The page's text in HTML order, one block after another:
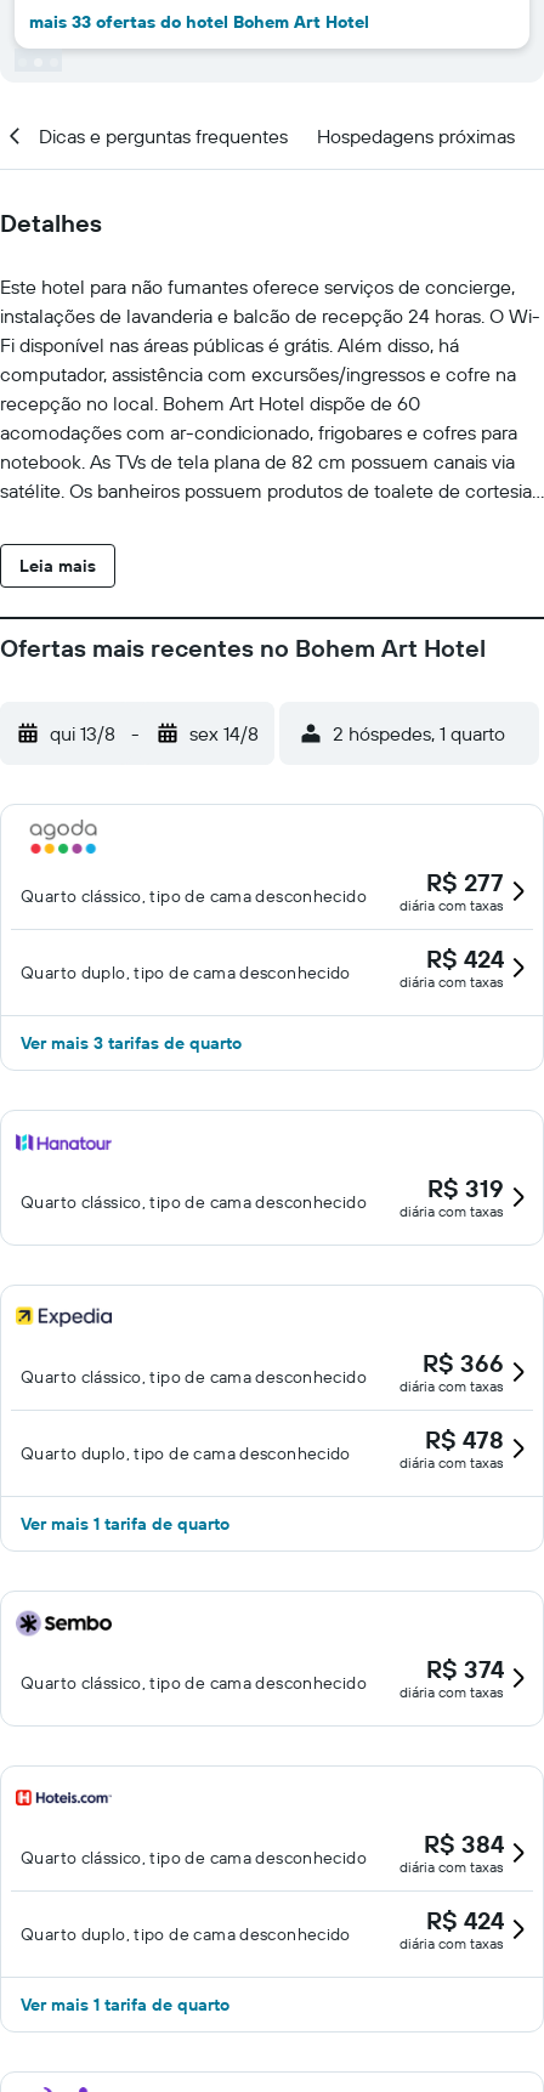
mais 33 ofertas do hotel Bohem Art Hotel
Dicas e perguntas frequentes Hospedagens próximas
Detalhes
Este hotel para não fumantes oferece serviços de concierge,
instalações de lavanderia e balcão de recepção 24 horas. O Wi-
Fi disponível nas áreas públicas é grátis. Além disso, há
computador, assistência com excursões/ingressos e cofre na
recepção no local. Bohem Art Hotel dispõe de 60
acomodações com ar-condicionado, frigobares e cofres para
notebook. As TVs de tela plana de 82 cm possuem canais via
satélite. Os banheiros possuem produtos de toalete de cortesia
gratuitamente. Escrivaninhas e telefones estão disponíveis. Os
quartos também apresentam garrafas de água grátis e cortinas
passar roupa podem ser requisitados. O serviço de limpeza é
Leia mais
Ofertas mais recentes no Bohem Art Hotel
qui 13/8 - sex 14/8 2 hóspedes, 1 quarto
Quarto clássico, tipo de cama desconhecido R$ 277
diária com taxas
Quarto duplo, tipo de cama desconhecido R$ 424
diária com taxas
Ver mais 3 tarifas de quarto
Quarto clássico, tipo de cama desconhecido R$ 319
diária com taxas
Quarto clássico, tipo de cama desconhecido R$ 366
diária com taxas
Quarto duplo, tipo de cama desconhecido R$ 478
diária com taxas
Ver mais 1 tarifa de quarto
Quarto clássico, tipo de cama desconhecido R$ 374
diária com taxas
Quarto clássico, tipo de cama desconhecido R$ 384
diária com taxas
Quarto duplo, tipo de cama desconhecido R$ 424
diária com taxas
Ver mais 1 tarifa de quarto